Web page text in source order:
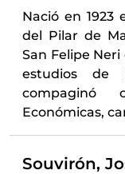
Nació en 1923
del Pilar de
San Felipe Neri
estudios de
compaginó
Económicas,
Souvirón,